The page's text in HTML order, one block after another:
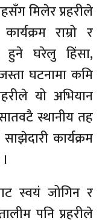
मिलेर प्रहरीले
राम्रो र
घरेलु हिंसा,
घटनामा कमि
यो अभियान
स्थानीय तह
कार्यक्रम
स्वयं जोगिन र
पनि प्रहरीले